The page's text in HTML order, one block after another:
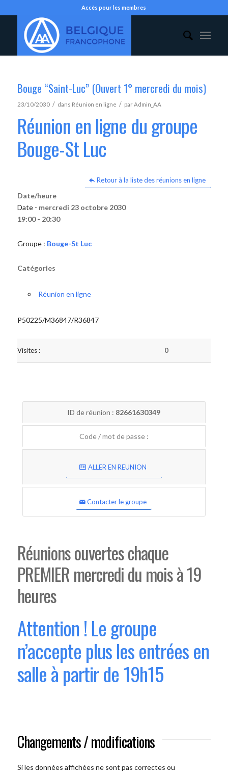
Accès pour les membres
Bouge “Saint-Luc” (Ouvert 1° mercredi du mois)
23/10/2030 / dans Réunion en ligne / parAdmin_AA
Réunion en ligne du groupe
Bouge-St Luc
Retour à la liste des réunions en ligne
Date/heure
Date - mercredi 23 octobre 2030
19:00 - 20:30
Groupe : Bouge-St Luc
Catégories
Réunion en ligne
P50225/M36847/R36847
Visites : 0
ID de réunion : 82661630349
Code / mot de passe :
ALLER EN REUNION
Contacter le groupe
Réunions ouvertes chaque
PREMIER mercredi du mois à 19
heures
Attention ! Le groupe
n’accepte plus les entrées en
salle à partir de 19h15
Changements / modifications
Si les données affichées ne sont pas correctes ou